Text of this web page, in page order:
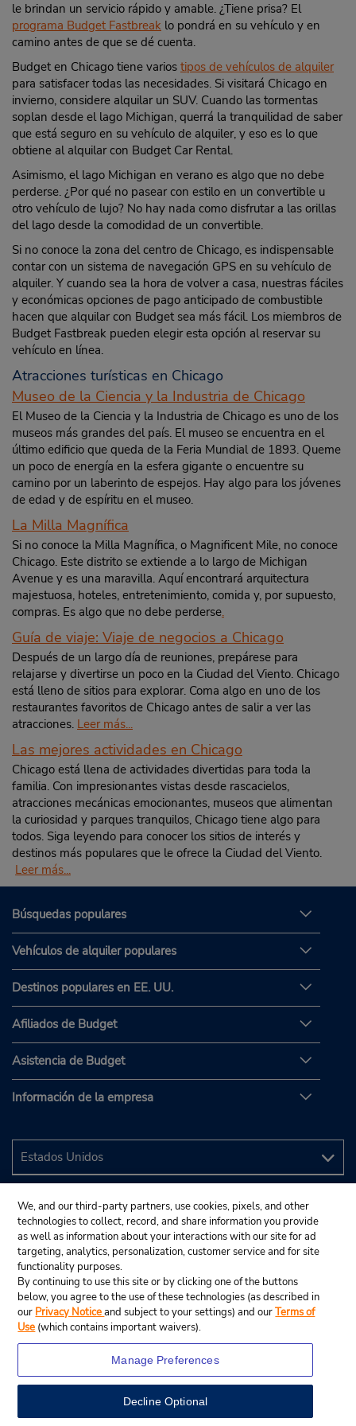
le brindan un servicio rápido y amable. ¿Tiene prisa? El
programa Budget Fastbreak lo pondrá en su vehículo y en
camino antes de que se dé cuenta.
Budget en Chicago tiene varios tipos de vehículos de alquiler
para satisfacer todas las necesidades. Si visitará Chicago en
invierno, considere alquilar un SUV. Cuando las tormentas
soplan desde el lago Michigan, querrá la tranquilidad de saber
que está seguro en su vehículo de alquiler, y eso es lo que
obtiene al alquilar con Budget Car Rental.
Asimismo, el lago Michigan en verano es algo que no debe
perderse. ¿Por qué no pasear con estilo en un convertible u
otro vehículo de lujo? No hay nada como disfrutar a las orillas
del lago desde la comodidad de un convertible.
Si no conoce la zona del centro de Chicago, es indispensable
contar con un sistema de navegación GPS en su vehículo de
alquiler. Y cuando sea la hora de volver a casa, nuestras fáciles
y económicas opciones de pago anticipado de combustible
hacen que alquilar con Budget sea más fácil. Los miembros de
Budget Fastbreak pueden elegir esta opción al reservar su
vehículo en línea.
Atracciones turísticas en Chicago
Museo de la Ciencia y la Industria de Chicago
El Museo de la Ciencia y la Industria de Chicago es uno de los
museos más grandes del país. El museo se encuentra en el
último edificio que queda de la Feria Mundial de 1893. Queme
un poco de energía en la esfera gigante o encuentre su
camino por un laberinto de espejos. Hay algo para los jóvenes
de edad y de espíritu en el museo.
La Milla Magnífica
Si no conoce la Milla Magnífica, o Magnificent Mile, no conoce
Chicago. Este distrito se extiende a lo largo de Michigan
Avenue y es una maravilla. Aquí encontrará arquitectura
majestuosa, hoteles, entretenimiento, comida y, por supuesto,
compras. Es algo que no debe perderse.
Guía de viaje: Viaje de negocios a Chicago
Después de un largo día de reuniones, prepárese para
relajarse y divertirse un poco en la Ciudad del Viento. Chicago
está lleno de sitios para explorar. Coma algo en uno de los
restaurantes favoritos de Chicago antes de salir a ver las
atracciones. Leer más...
Las mejores actividades en Chicago
Chicago está llena de actividades divertidas para toda la
familia. Con impresionantes vistas desde rascacielos,
atracciones mecánicas emocionantes, museos que alimentan
la curiosidad y parques tranquilos, Chicago tiene algo para
todos. Siga leyendo para conocer los sitios de interés y
destinos más populares que le ofrece la Ciudad del Viento.
Leer más...
Búsquedas populares
Vehículos de alquiler populares
Destinos populares en EE. UU.
Afiliados de Budget
Asistencia de Budget
Información de la empresa
We, and our third-party partners, use cookies, pixels, and other
technologies to collect, record, and share information you provide
as well as information about your interactions with our site for ad
targeting, analytics, personalization, customer service and for site
functionality purposes.
By continuing to use this site or by clicking one of the buttons
below, you agree to the use of these technologies (as described in
our Privacy Noticeand subject to your settings) and ourTerms of
Use (which contains important waivers).
Manage Preferences
Decline Optional